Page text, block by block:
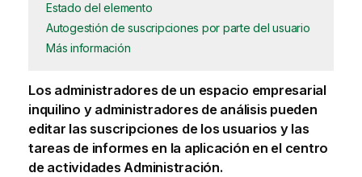
Estado del elemento
Autogestión de suscripciones por parte del usuario
Más información
Los administradores de un espacio empresarial
inquilino y administradores de análisis pueden
editar las suscripciones de los usuarios y las
tareas de informes en la aplicación en el centro
de actividadesAdministración.